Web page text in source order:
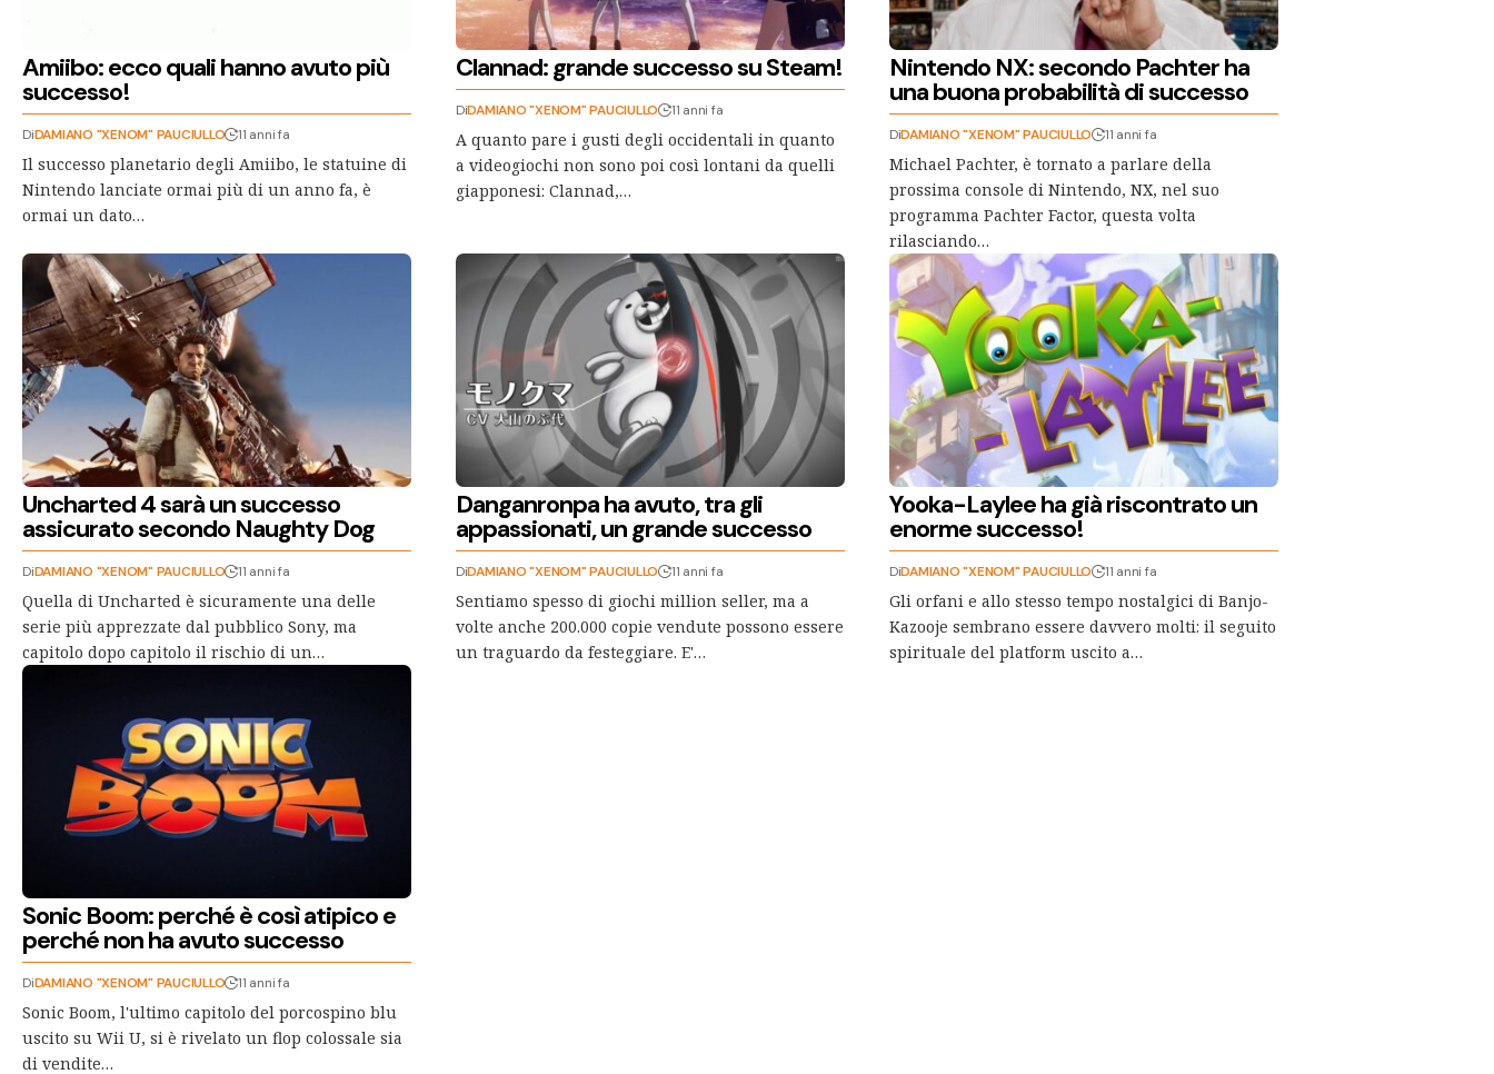
Amiibo: ecco quali hanno avuto più
successo!
DiDAMIANO "XENOM" PAUCIULLO 11 anni fa
Il successo planetario degli Amiibo, le statuine di
Nintendo lanciate ormai più di un anno fa, è
ormai un dato…
Clannad: grande successo su Steam!
DiDAMIANO "XENOM" PAUCIULLO 11 anni fa
A quanto pare i gusti degli occidentali in quanto
a videogiochi non sono poi così lontani da quelli
giapponesi: Clannad,…
Nintendo NX: secondo Pachter ha
una buona probabilità di successo
DiDAMIANO "XENOM" PAUCIULLO 11 anni fa
Michael Pachter, è tornato a parlare della
prossima console di Nintendo, NX, nel suo
programma Pachter Factor, questa volta
rilasciando…
Uncharted 4 sarà un successo
assicurato secondo Naughty Dog
DiDAMIANO "XENOM" PAUCIULLO 11 anni fa
Quella di Uncharted è sicuramente una delle
serie più apprezzate dal pubblico Sony, ma
capitolo dopo capitolo il rischio di un…
Danganronpa ha avuto, tra gli
appassionati, un grande successo
DiDAMIANO "XENOM" PAUCIULLO 11 anni fa
Sentiamo spesso di giochi million seller, ma a
volte anche 200.000 copie vendute possono essere
un traguardo da festeggiare. E'…
Yooka-Laylee ha già riscontrato un
enorme successo!
DiDAMIANO "XENOM" PAUCIULLO 11 anni fa
Gli orfani e allo stesso tempo nostalgici di Banjo-
Kazooje sembrano essere davvero molti: il seguito
spirituale del platform uscito a…
Sonic Boom: perché è così atipico e
perché non ha avuto successo
DiDAMIANO "XENOM" PAUCIULLO 11 anni fa
Sonic Boom, l'ultimo capitolo del porcospino blu
uscito su Wii U, si è rivelato un flop colossale sia
di vendite…